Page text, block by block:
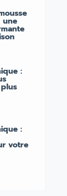
une
:
:
votre